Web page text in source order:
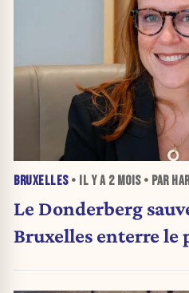
BRUXELLES• IL Y A 2 MOIS• PAR
Le Donderberg
Bruxelles enterre